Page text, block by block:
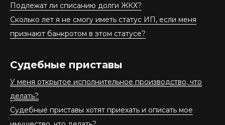
Подлежат ли списанию долги ЖКХ?
Сколько лет я не смогу иметь статус ИП, если меня
признают банкротом в этом статусе?
Судебные приставы
У меня открытое исполнительное производство, что
делать?
Судебные приставы хотят приехать и описать мое